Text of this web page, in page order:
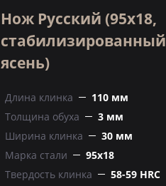
Нож Русский (95х18,
стабилизированный
ясень)
Длина клинка
110 мм
Толщина обуха
3 мм
Ширина клинка
30 мм
Марка стали
95х18
Твердость клинка
58-59 HRC